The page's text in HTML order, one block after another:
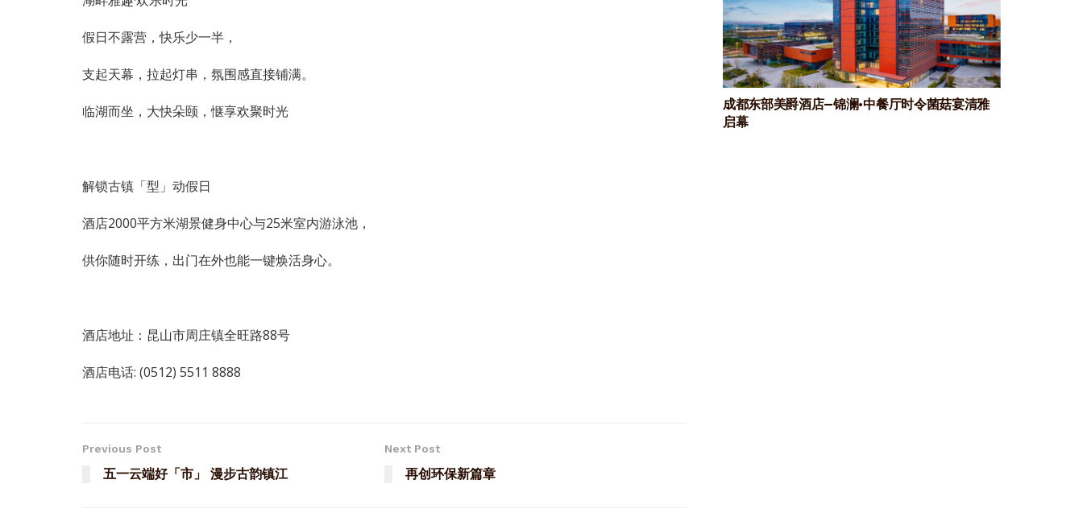
假日不露营，快乐少一半，
支起天幕，拉起灯串，氛围感直接铺满。
临湖而坐，大快朵颐，惬享欢聚时光
解锁古镇「型」动假日
酒店2000平方米湖景健身中心与25米室内游泳池，
供你随时开练，出门在外也能一键焕活身心。
酒店地址：昆山市周庄镇全旺路88号
酒店电话: (0512) 5511 8888
Previous Post
五一云端好「市」 漫步古韵镇江
Next Post
再创环保新篇章
成都东部美爵酒店—锦澜·中餐厅时令菌菇宴清雅
启幕